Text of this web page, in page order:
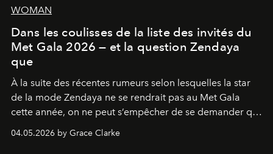
WOMAN
Dans les coulisses de la liste des invités du
Met Gala 2026 — et la question Zendaya
que
À la suite des récentes rumeurs selon lesquelles la star
de la mode Zendaya ne se rendrait pas au Met Gala
cette année, on ne peut s’empêcher de se demander qui
sera présent.
04.05.2026 by Grace Clarke